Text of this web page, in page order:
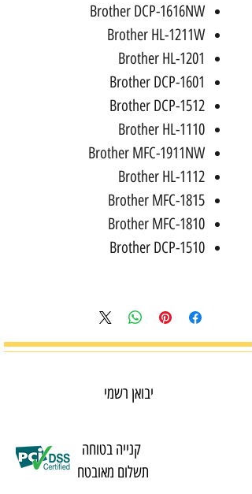
Brother DCP-1616NW
Brother HL-1211W
Brother HL-1201
Brother DCP-1601
Brother DCP-1512
Brother HL-1110
Brother MFC-1911NW
Brother HL-1112
Brother MFC-1815
Brother MFC-1810
Brother DCP-1510
יבואן רשמי
קנייה בטוחה
תשלום מאובטח